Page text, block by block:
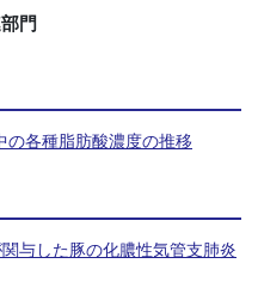
門
の各種脂肪酸濃度の推移
与した豚の化膿性気管支肺炎